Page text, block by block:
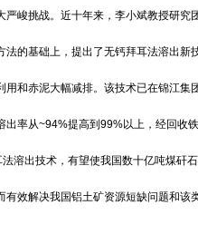
严峻挑战。近十年来，李小斌教授研
法的基础上，提出了无钙拜耳法溶出
用和赤泥大幅减排。该技术已在锦江集
出率从~94%提高到99%以上，经回收
溶出技术，有望使我国数十亿吨煤矸
效解决我国铝土矿资源短缺问题和该